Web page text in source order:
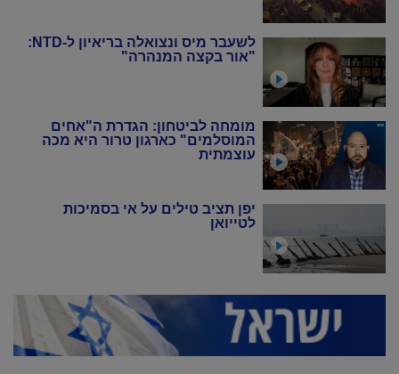
לשעבר מיס ונצואלה בריאיון ל-NTD:
"אור בקצה המנהרה"
מומחה לביטחון: הגדרת ה"אחים
המוסלמים" כארגון טרור היא מכה
עוצמתית
יפן תציב טילים על אי בסמיכות
לטייואן